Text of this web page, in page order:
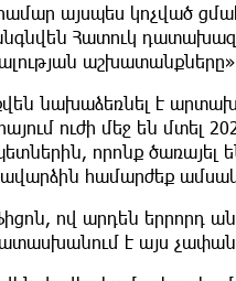
այսպես կոչված
Հատուկ
նախաձեռնել է
ուժի մեջ են մտել
որոնք
համարժեք
ով արդեն երրորդ
է այս